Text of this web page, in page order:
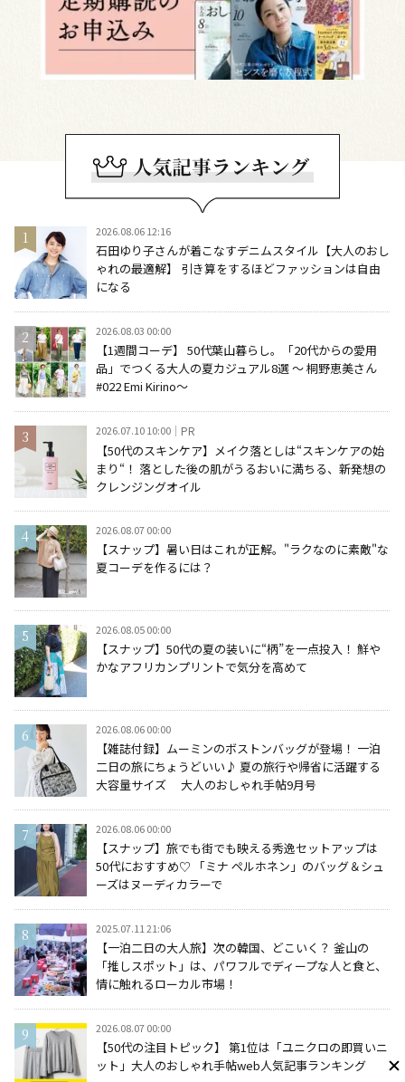
2026.08.06 12:16
石田ゆり子さんが着こなすデニムスタイル【大人のおし
ゃれの最適解】 引き算をするほどファッションは自由
になる
2026.08.03 00:00
【1週間コーデ】 50代葉山暮らし。「20代からの愛用
品」でつくる大人の夏カジュアル8選 ～ 桐野恵美さん
#022 Emi Kirino～
2026.07.10 10:00 PR
【50代のスキンケア】メイク落としは“スキンケアの始
まり“！ 落とした後の肌がうるおいに満ちる、新発想の
クレンジングオイル
2026.08.07 00:00
【スナップ】暑い日はこれが正解。"ラクなのに素敵"な
夏コーデを作るには？
2026.08.05 00:00
【スナップ】50代の夏の装いに“柄”を一点投入！ 鮮や
かなアフリカンプリントで気分を高めて
2026.08.06 00:00
【雑誌付録】ムーミンのボストンバッグが登場！ 一泊
二日の旅にちょうどいい♪ 夏の旅行や帰省に活躍する
大容量サイズ 大人のおしゃれ手帖9月号
2026.08.06 00:00
【スナップ】旅でも街でも映える秀逸セットアップは
50代におすすめ♡ 「ミナ ペルホネン」のバッグ＆シュ
ーズはヌーディカラーで
2025.07.11 21:06
【一泊二日の大人旅】次の韓国、どこいく？ 釜山の
「推しスポット」は、パワフルでディープな人と食と、
情に触れるローカル市場！
2026.08.07 00:00
【50代の注目トピック】 第1位は「ユニクロの即買いニ
ット」大人のおしゃれ手帖web人気記事ランキング